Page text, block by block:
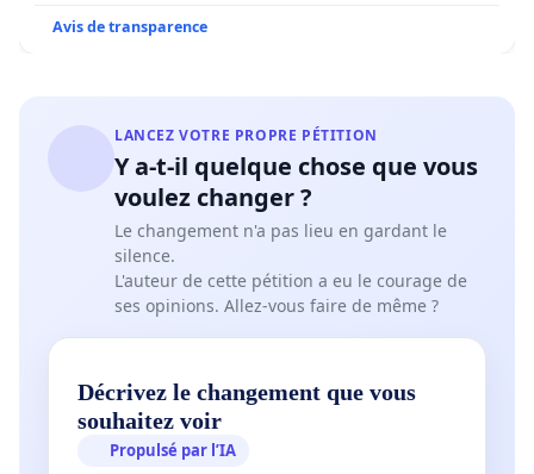
Avis de transparence
LANCEZ VOTRE PROPRE PÉTITION
Y a-t-il quelque chose que vous
voulez changer ?
Le changement n'a pas lieu en gardant le
silence.
L'auteur de cette pétition a eu le courage de
ses opinions. Allez-vous faire de même ?
Décrivez le changement que vous
souhaitez voir
Propulsé par l’IA